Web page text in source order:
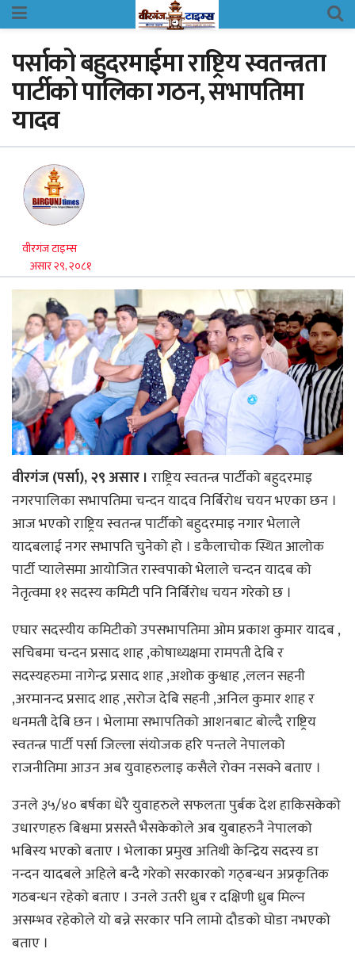
पर्साको बहुदरमाईमा राष्ट्रिय स्वतन्त्रता
पार्टीको पालिका गठन, सभापतिमा
यादव
वीरगंज टाइम्स
असार २९, २०८१
वीरगंज (पर्सा), २९ असार । राष्ट्रिय स्वतन्त्र पार्टीको बहुदरमाइ
नगरपालिका सभापतिमा चन्दन यादव निर्बिरोध चयन भएका छन ।
आज भएको राष्ट्रिय स्वतन्त्र पार्टीको बहुदरमाइ नगार भेलाले
यादबलाई नगर सभापति चुनेको हो । डकैलाचोक स्थित आलोक
पार्टी प्यालेसमा आयोजित रास्वपाको भेलाले चन्दन यादब को
नेतृत्वमा ११ सदस्य कमिटी पनि निर्बिरोध चयन गरेको छ ।
एघार सदस्यीय कमिटीको उपसभापतिमा ओम प्रकाश कुमार यादब ,
सचिबमा चन्दन प्रसाद शाह ,कोषाध्यक्षमा रामपती देबि र
सदस्यहरुमा नागेन्द्र प्रसाद शाह ,अशोक कुश्वाह ,ललन सहनी
,अरमानन्द प्रसाद शाह ,सरोज देबि सहनी ,अनिल कुमार शाह र
धनमती देबि छन । भेलामा सभापतिको आशनबाट बोल्दै राष्ट्रिय
स्वतन्त्र पार्टी पर्सा जिल्ला संयोजक हरि पन्तले नेपालको
राजनीतिमा आउन अब युवाहरुलाइ कसैले रोक्न नसक्ने बताए ।
उनले ३५/४० बर्षका धेरै युवाहरुले सफलता पुर्बक देश हाकिसकेको
उधारणहरु बिश्वमा प्रसस्तै भैसकेकोले अब युबाहरुनै नेपालको
भबिस्य भएको बताए । भेलाका प्रमुख अतिथी केन्द्रिय सदस्य डा
नन्दन यादबले अहिले बन्दै गरेको सरकारको गठ्बन्धन अप्रकृतिक
गठबन्धन रहेको बताए । उनले उतरी ध्रुब र दक्षिणी ध्रुब मिल्न
असम्भव रहेकोले यो बन्ने सरकार पनि लामो दौडको घोडा नभएको
बताए ।